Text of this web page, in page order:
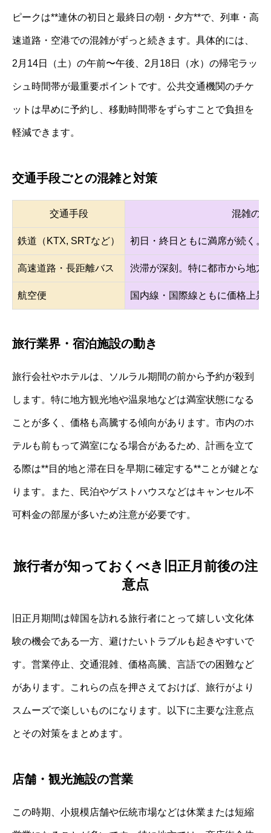
ピークは**連休の初日と最終日の朝・夕方**で、列車・高
速道路・空港での混雑がずっと続きます。具体的には、
2月14日（土）の午前〜午後、2月18日（水）の帰宅ラッ
シュ時間帯が最重要ポイントです。公共交通機関のチケ
ットは早めに予約し、移動時間帯をずらすことで負担を
軽減できます。
交通手段ごとの混雑と対策
交通手段 混雑の
鉄道（KTX, SRTなど） 初日・終日ともに満席が続く。
高速道路・長距離バス 渋滞が深刻。特に都市から地方
航空便 国内線・国際線ともに価格上昇
旅行業界・宿泊施設の動き
旅行会社やホテルは、ソルラル期間の前から予約が殺到
します。特に地方観光地や温泉地などは満室状態になる
ことが多く、価格も高騰する傾向があります。市内のホ
テルも前もって満室になる場合があるため、計画を立て
る際は**目的地と滞在日を早期に確定する**ことが鍵とな
ります。また、民泊やゲストハウスなどはキャンセル不
可料金の部屋が多いため注意が必要です。
旅行者が知っておくべき旧正月前後の注
意点
旧正月期間は韓国を訪れる旅行者にとって嬉しい文化体
験の機会である一方、避けたいトラブルも起きやすいで
す。営業停止、交通混雑、価格高騰、言語での困難など
があります。これらの点を押さえておけば、旅行がより
スムーズで楽しいものになります。以下に主要な注意点
とその対策をまとめます。
店舗・観光施設の営業
この時期、小規模店舗や伝統市場などは休業または短縮